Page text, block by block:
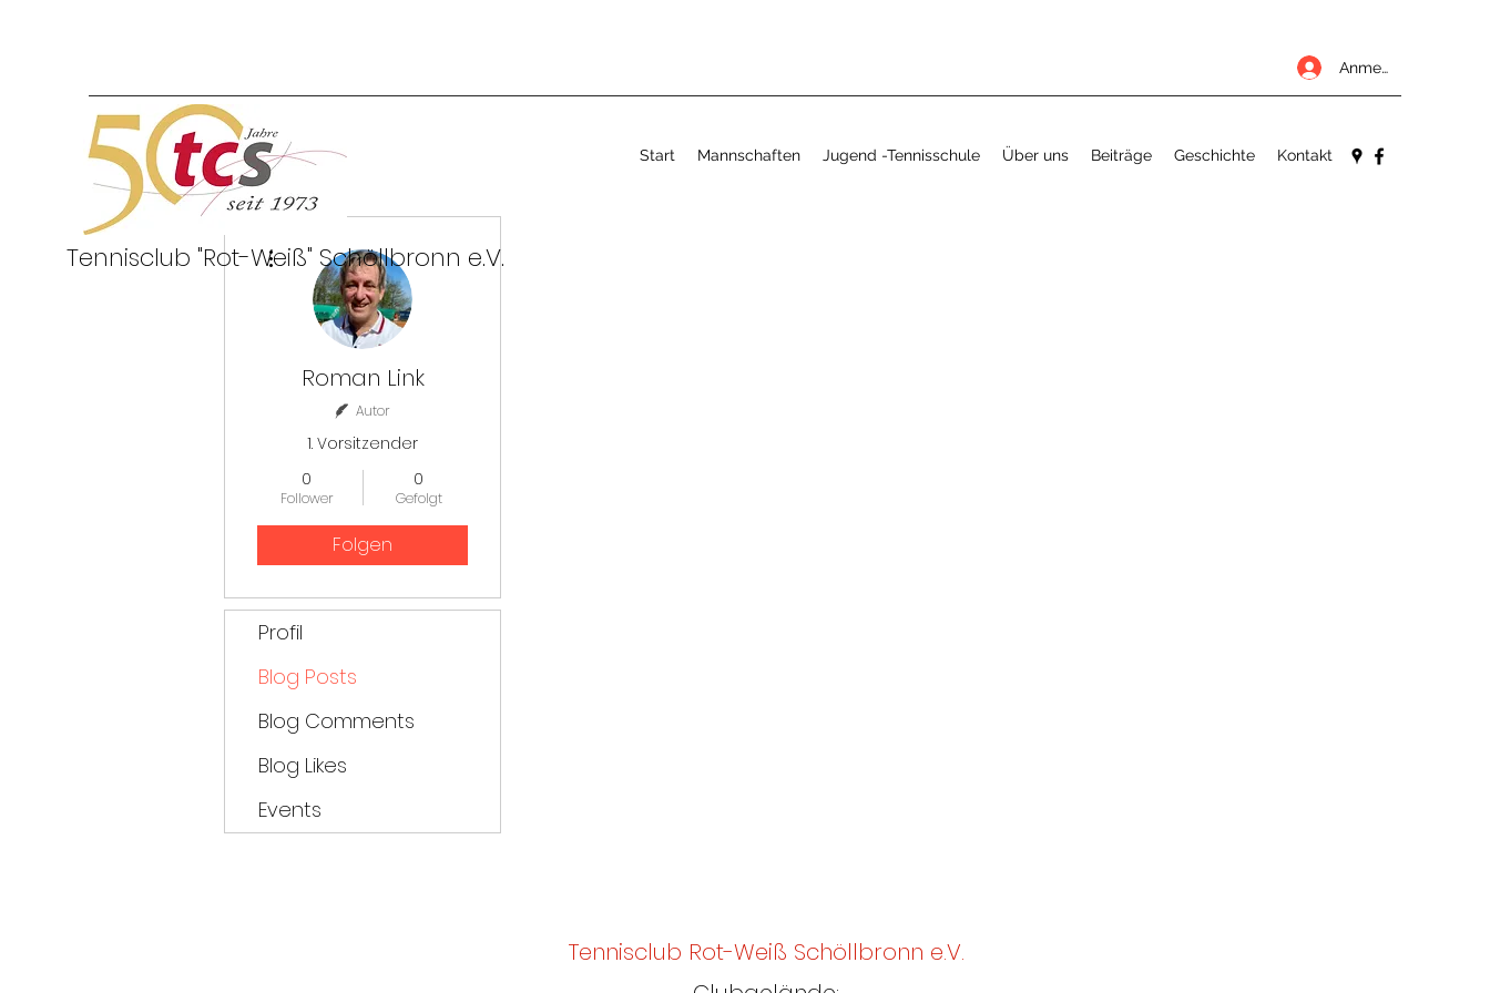
Anmelden
Tennisclub "Rot-Weiß" Schöllbronn e.V.
Start Mannschaften Jugend -Tennisschule Über uns Beiträge Geschichte Kontakt
Roman Link
Autor
1. Vorsitzender
0
Follower
0
Gefolgt
Folgen
Profil
Blog Posts
Blog Comments
Blog Likes
Events
Tennisclub Rot-Weiß Schöllbronn e.V.